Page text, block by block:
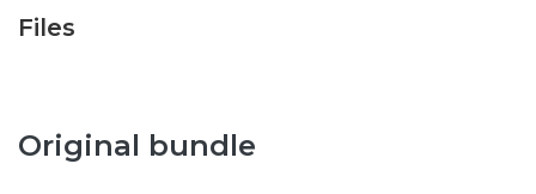
Files
Original bundle